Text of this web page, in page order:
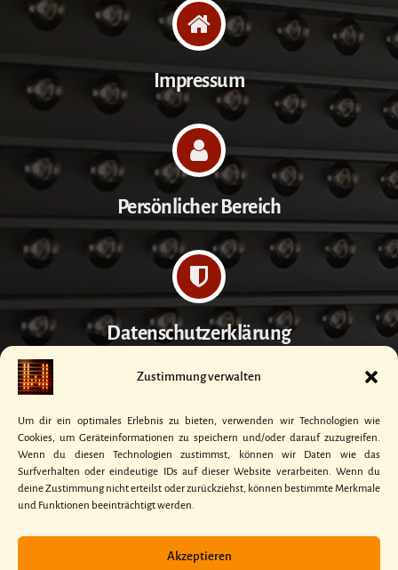
Zustimmung verwalten
Um dir ein optimales Erlebnis zu bieten, verwenden wir Technologien wie
Cookies, um Geräteinformationen zu speichern und/oder darauf zuzugreifen.
Wenn du diesen Technologien zustimmst, können wir Daten wie das
Surfverhalten oder eindeutige IDs auf dieser Website verarbeiten. Wenn du
deine Zustimmung nicht erteilst oder zurückziehst, können bestimmte Merkmale
und Funktionen beeinträchtigt werden.
Akzeptieren
Impressum
Persönlicher Bereich
Datenschutzerklärung
Kontakt